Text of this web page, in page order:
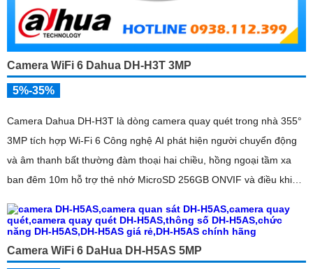
Camera WiFi 6 Dahua DH-H3T 3MP
5%-35%
Camera Dahua DH-H3T là dòng camera quay quét trong nhà 355°
3MP tích hợp Wi-Fi 6 Công nghệ AI phát hiện người chuyển động
và âm thanh bất thường đàm thoại hai chiều, hồng ngoại tầm xa
ban đêm 10m hỗ trợ thẻ nhớ MicroSD 256GB ONVIF và điều khiển
Camera WiFi 6 DaHua DH-H5AS 5MP